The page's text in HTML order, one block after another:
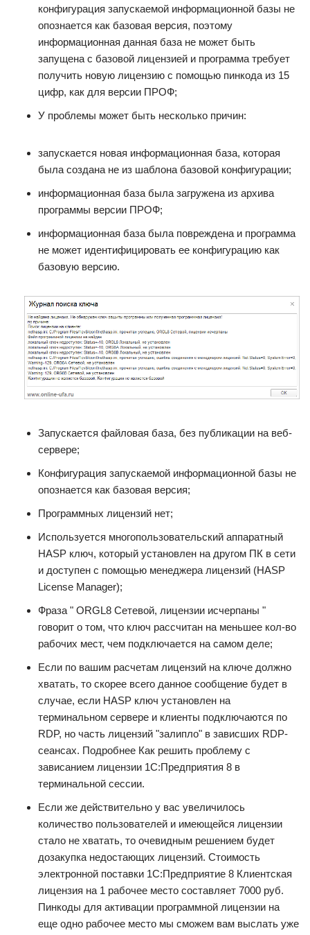
конфигурация запускаемой информационной базы не
опознается как базовая версия, поэтому
информационная данная база не может быть
запущена с базовой лицензией и программа требует
получить новую лицензию с помощью пинкода из 15
цифр, как для версии ПРОФ;
У проблемы может быть несколько причин:
запускается новая информационная база, которая
была создана не из шаблона базовой конфигурации;
информационная база была загружена из архива
программы версии ПРОФ;
информационная база была повреждена и программа
не может идентифицировать ее конфигурацию как
базовую версию.
Запускается файловая база, без публикации на веб-
сервере;
Конфигурация запускаемой информационной базы не
опознается как базовая версия;
Программных лицензий нет;
Используется многопользовательский аппаратный
HASP ключ, который установлен на другом ПК в сети
и доступен с помощью менеджера лицензий (HASP
License Manager);
Фраза " ORGL8 Сетевой, лицензии исчерпаны "
говорит о том, что ключ рассчитан на меньшее кол-во
рабочих мест, чем подключается на самом деле;
Если по вашим расчетам лицензий на ключе должно
хватать, то скорее всего данное сообщение будет в
случае, если HASP ключ установлен на
терминальном сервере и клиенты подключаются по
RDP, но часть лицензий "залипло" в зависших RDP-
сеансах. Подробнее Как решить проблему с
зависанием лицензии 1С:Предприятия 8 в
терминальной сессии.
Если же действительно у вас увеличилось
количество пользователей и имеющейся лицензии
стало не хватать, то очевидным решением будет
дозакупка недостающих лицензий. Стоимость
электронной поставки 1С:Предприятие 8 Клиентская
лицензия на 1 рабочее место составляет 7000 руб.
Пинкоды для активации программной лицензии на
еще одно рабочее место мы сможем вам выслать уже